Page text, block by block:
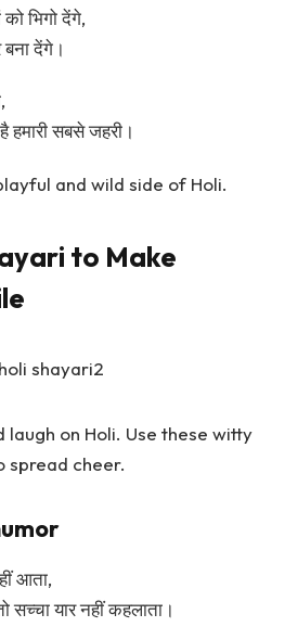
को भिगो देंगे,
बना देंगे।
हमारी सबसे जहरी।
and wild side of Holi.
to Make
laugh on Holi. Use these witty
spread cheer.
आता,
सच्चा यार नहीं कहलाता।